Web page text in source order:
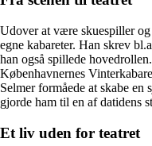
Udover at være skuespiller
egne kabareter. Han skrev
han også spillede
Københavnernes
Selmer formåede at skabe
gjorde ham til en af datidens
Et liv uden for teatret